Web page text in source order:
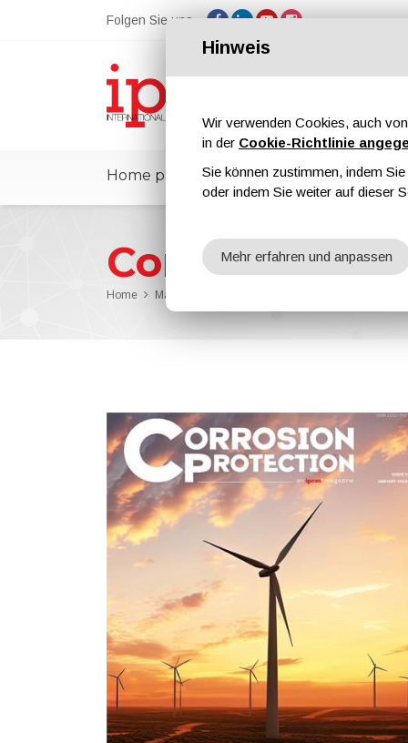
Folgen Sie uns
Home page ipcmPedia
Corrosion
Home Magazine
Hinweis
Wir verwenden Cookies, auch
in der Cookie-Richtlinie
Sie können zustimmen, indem
oder indem Sie weiter auf dieser
Mehr erfahren und anpassen